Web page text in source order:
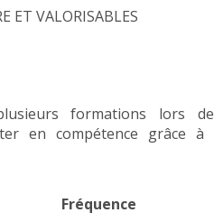
ET VALORISABLES
formations lors
en compétence grâce à
Fréquence